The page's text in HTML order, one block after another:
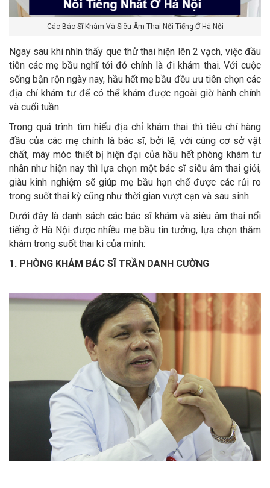
Các Bác Sĩ Khám Và Siêu Âm Thai Nổi Tiếng Ở Hà Nội
Ngay sau khi nhìn thấy que thử thai hiện lên 2 vạch, việc đầu
tiên các mẹ bầu nghĩ tới đó chính là đi khám thai. Với cuộc
sống bận rộn ngày nay, hầu hết mẹ bầu đều ưu tiên chọn các
địa chỉ khám tư để có thể khám được ngoài giờ hành chính
và cuối tuần.
Trong quá trình tìm hiểu địa chỉ khám thai thì tiêu chí hàng
đầu của các mẹ chính là bác sĩ, bởi lẽ, với cùng cơ sở vật
chất, máy móc thiết bị hiện đại của hầu hết phòng khám tư
nhân như hiện nay thì lựa chọn một bác sĩ siêu âm thai giỏi,
giàu kinh nghiệm sẽ giúp mẹ bầu hạn chế được các rủi ro
trong suốt thai kỳ cũng như thời gian vượt cạn và sau sinh.
Dưới đây là danh sách các bác sĩ khám và siêu âm thai nổi
tiếng ở Hà Nội được nhiều mẹ bầu tin tưởng, lựa chọn thăm
khám trong suốt thai kì của mình:
1. PHÒNG KHÁM BÁC SĨ TRẦN DANH CƯỜNG